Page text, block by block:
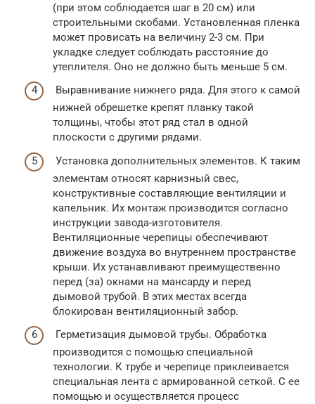
(при этом соблюдается шаг в 20 см) или
строительными скобами. Установленная пленка
может провисать на величину 2-3 см. При
укладке следует соблюдать расстояние до
утеплителя. Оно не должно быть меньше 5 см.
Выравнивание нижнего ряда. Для этого к самой
нижней обрешетке крепят планку такой
толщины, чтобы этот ряд стал в одной
плоскости с другими рядами.
Установка дополнительных элементов. К таким
элементам относят карнизный свес,
конструктивные составляющие вентиляции и
капельник. Их монтаж производится согласно
инструкции завода-изготовителя.
Вентиляционные черепицы обеспечивают
движение воздуха во внутреннем пространстве
крыши. Их устанавливают преимущественно
перед (за) окнами на мансарду и перед
дымовой трубой. В этих местах всегда
блокирован вентиляционный забор.
Герметизация дымовой трубы. Обработка
производится с помощью специальной
технологии. К трубе и черепице приклеивается
специальная лента с армированной сеткой. С ее
помощью и осуществляется процесс